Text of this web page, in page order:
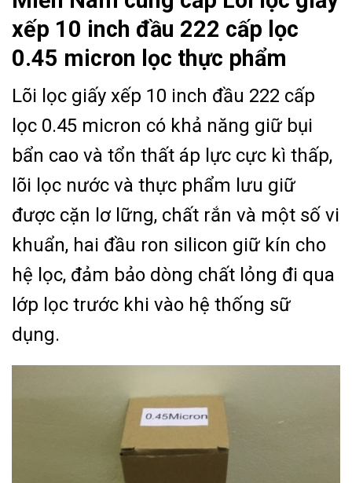
xếp 10 inch đầu 222 cấp lọc
0.45 micron lọc thực phẩm
Lõi lọc giấy xếp 10 inch đầu 222 cấp
lọc 0.45 micron có khả năng giữ bụi
bẩn cao và tổn thất áp lực cực kì thấp,
lõi lọc nước và thực phẩm lưu giữ
được cặn lơ lững, chất rắn và một số vi
khuẩn, hai đầu ron silicon giữ kín cho
hệ lọc, đảm bảo dòng chất lỏng đi qua
lớp lọc trước khi vào hệ thống sữ
dụng.